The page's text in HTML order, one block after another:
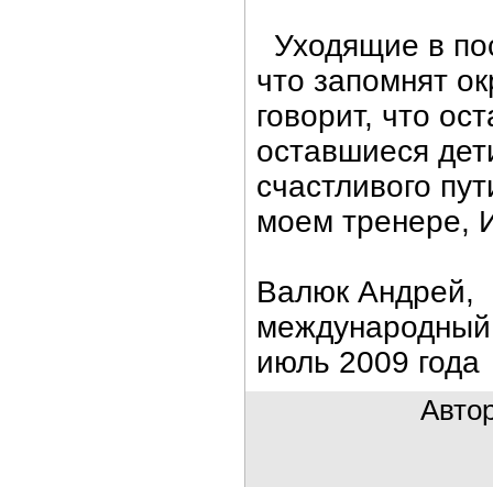
Уходящие в
что запомнят
говорит, что
оставшиеся
счастливого
моем тренере,
Валюк Андрей,
июль 2009 года